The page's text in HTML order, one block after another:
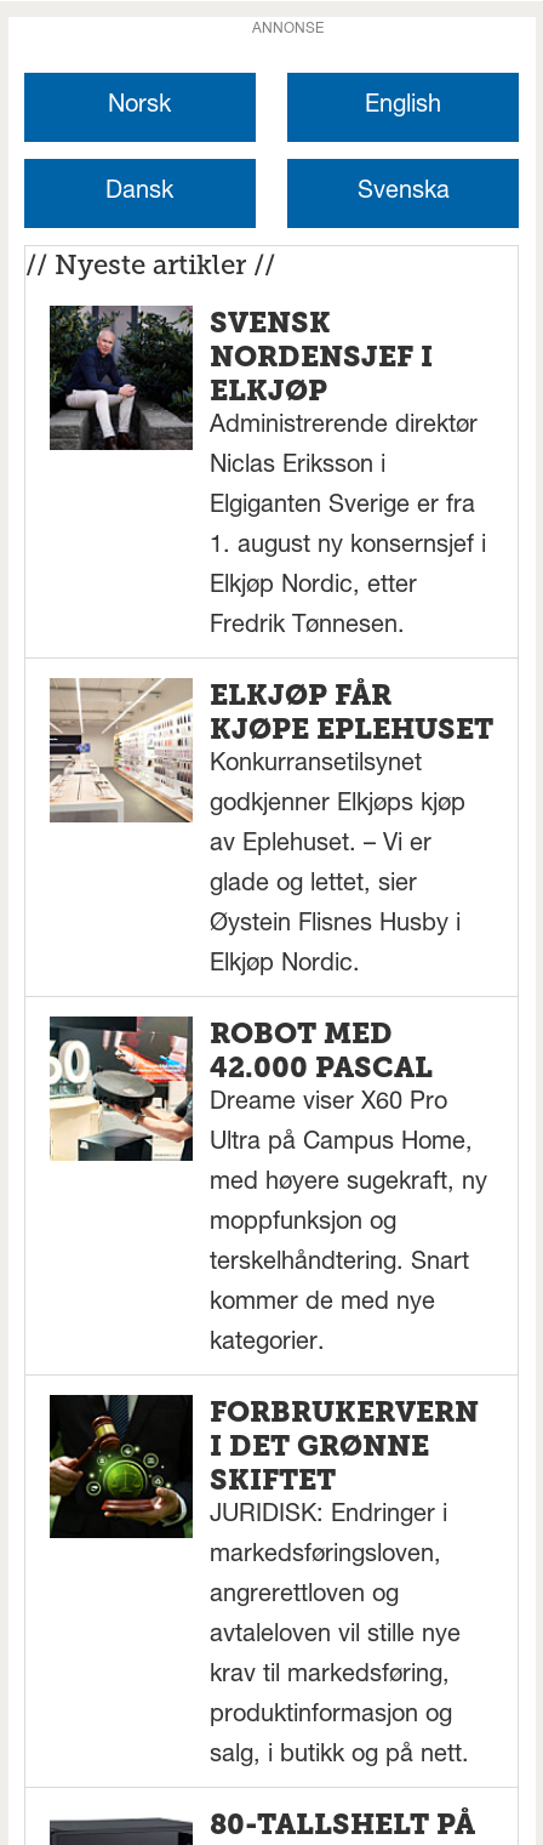
ANNONSE
Norsk English
Dansk Svenska
// Nyeste artikler //
SVENSK
NORDENSJEF I
ELKJØP
Administrerende direktør
Niclas Eriksson i
Elgiganten Sverige er fra
1. august ny konsernsjef i
Elkjøp Nordic, etter
Fredrik Tønnesen.
ELKJØP FÅR
KJØPE EPLEHUSET
Konkurransetilsynet
godkjenner Elkjøps kjøp
av Eplehuset. – Vi er
glade og lettet, sier
Øystein Flisnes Husby i
Elkjøp Nordic.
ROBOT MED
42.000 PASCAL
Dreame viser X60 Pro
Ultra på Campus Home,
med høyere sugekraft, ny
moppfunksjon og
terskelhåndtering. Snart
kommer de med nye
kategorier.
FORBRUKERVERN
I DET GRØNNE
SKIFTET
JURIDISK: Endringer i
markedsføringsloven,
angrerettloven og
avtaleloven vil stille nye
krav til markedsføring,
produktinformasjon og
salg, i butikk og på nett.
80-TALLSHELT PÅ